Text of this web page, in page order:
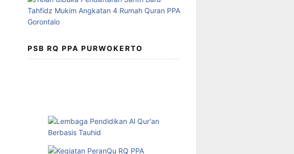
PSB RQ PPA PURWOKERTO